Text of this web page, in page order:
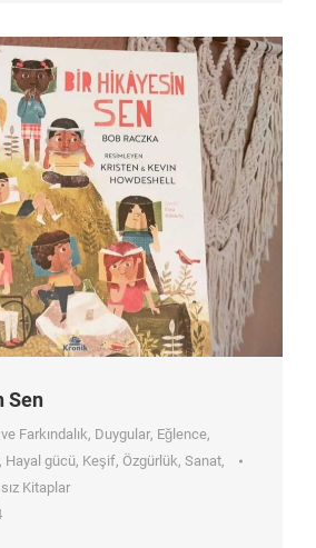
Sen
Farkındalık, Duygular, Eğlence,
, Hayal gücü, Keşif, Özgürlük, Sanat,
Kitaplar